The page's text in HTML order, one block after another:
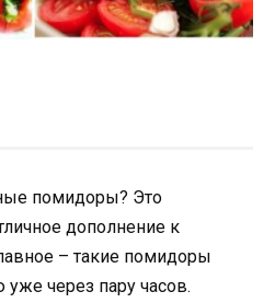
помидоры? Это
дополнение к
– такие помидоры
через пару часов.